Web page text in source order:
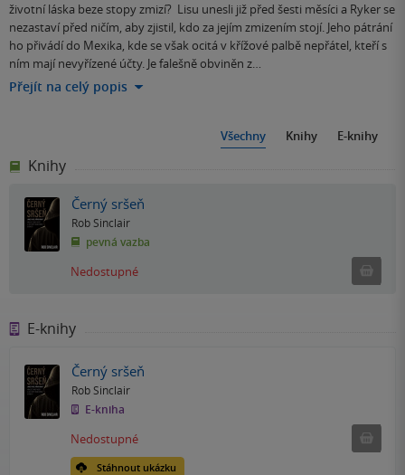
životní láska beze stopy zmizí? Lisu unesli již před šesti měsíci a Ryker se
nezastaví před ničím, aby zjistil, kdo za jejím zmizením stojí. Jeho pátrání
ho přivádí do Mexika, kde se však ocitá v křížové palbě nepřátel, kteří s
ním mají nevyřízené účty. Je falešně obviněn z…
Přejít na celý popis
Všechny Knihy E-knihy
Knihy
Černý sršeň
Rob Sinclair
pevná vazba
Nedostupné
E-knihy
Černý sršeň
Rob Sinclair
E-kniha
Stáhnout ukázku
Nedostupné